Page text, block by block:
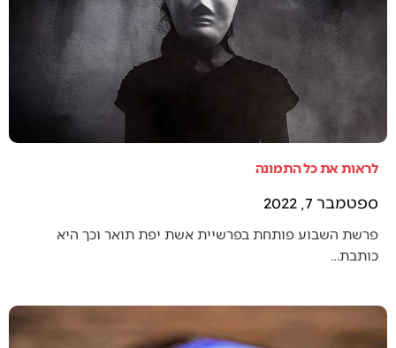
לראות את כל התמונה
ספטמבר 7, 2022
פרשת השבוע פותחת בפרשיית אשת יפת תואר וכך היא
כותבת…